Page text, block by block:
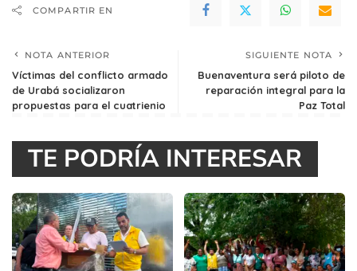
COMPARTIR EN
NOTA ANTERIOR
Víctimas del conflicto armado
de Urabá socializaron
propuestas para el cuatrienio
SIGUIENTE NOTA
Buenaventura será piloto de
reparación integral para la
Paz Total
TE PODRÍA INTERESAR